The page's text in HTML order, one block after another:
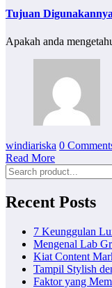
Tujuan
Apakah anda
windiariska 0
Read More
Recent Posts
7 Keunggulan
Mengenal Lab
Kiat Content
Tampil Stylish
Faktor yang